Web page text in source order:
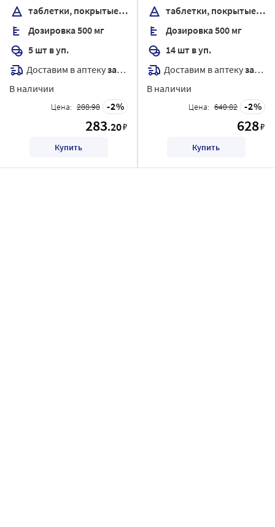
таблетки, покрытые пленочной оболочкой
Дозировка 500 мг
5 шт в уп.
Доставим в аптекузавтра
В наличии
Цена: 288.98 2
283.20₽
Купить
таблетки, покрытые пленочной оболочкой
Дозировка 500 мг
14 шт в уп.
Доставим в аптекузавтра
В наличии
Цена: 640.82 2
628₽
Купить